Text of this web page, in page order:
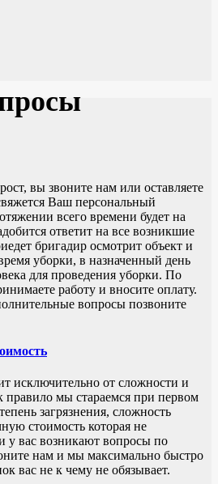
вы звоните нам или оставляете
Ваш персональный
всего времени будет на
ответит на все возникшие
бригадир осмотрит объект и
уборки, в назначенный день
для проведения уборки. По
работу и вносите оплату.
вопросы позвоните
исключительно от сложности и
правило мы стараемся при первом
загрязнения, сложность
стоимость которая не
у вас возникают вопросы по
нам и мы максимально быстро
вас не к чему не обязывает.